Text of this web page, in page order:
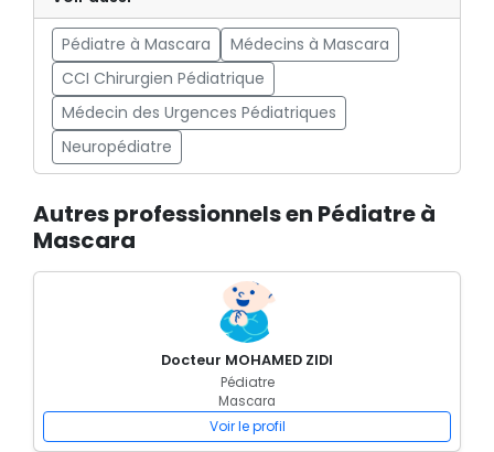
Pédiatre à Mascara
Médecins à Mascara
CCI Chirurgien Pédiatrique
Médecin des Urgences Pédiatriques
Neuropédiatre
Autres professionnels en Pédiatre à
Mascara
Docteur MOHAMED ZIDI
Pédiatre
Mascara
Voir le profil